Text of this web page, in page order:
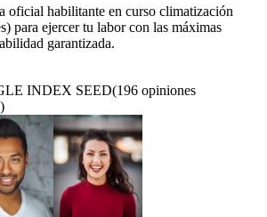
oficial habilitante en curso climatización
para ejercer tu labor con las máximas
garantizada.
INDEX SEED(196 opiniones